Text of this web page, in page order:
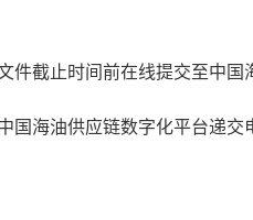
件截止时间前在线提交至中国
国海油供应链数字化平台递交